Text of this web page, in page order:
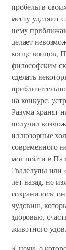
пробелы в
месту уделяют
нему
делает
конце концов,
философским
сделать
на конкурс,
Разума хранят
получил
иллюзорные
современного
мог пойти в
Гваделупы или
лет назад, но
сохранилось;
чудовищ,
здоровью,
животного
К ночи, о